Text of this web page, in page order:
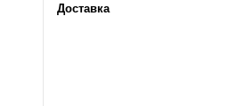
Доставка